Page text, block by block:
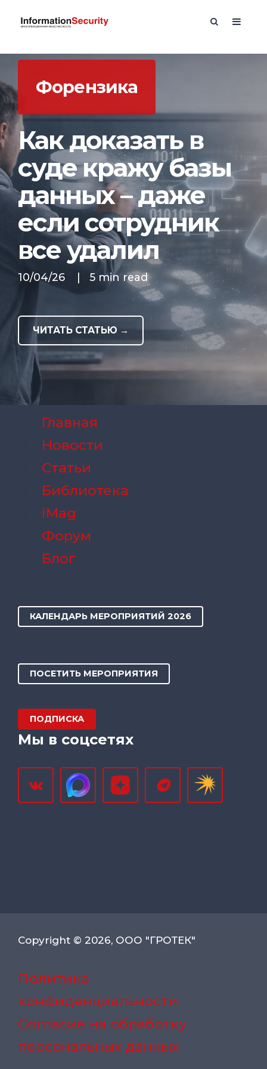
Форензика
Как доказать в
суде кражу базы
данных – даже
если сотрудник
все удалил
10/04/26 5 min read
ЧИТАТЬ СТАТЬЮ →
Главная
Новости
Статьи
Библиотека
iMag
Форум
Блог
КАЛЕНДАРЬ МЕРОПРИЯТИЙ 2026
ПОСЕТИТЬ МЕРОПРИЯТИЯ
ПОДПИСКА
Мы в соцсетях
Copyright © 2026, ООО "ГРОТЕК"
Политика
конфиденциальности
Согласие на обработку
персональных данных